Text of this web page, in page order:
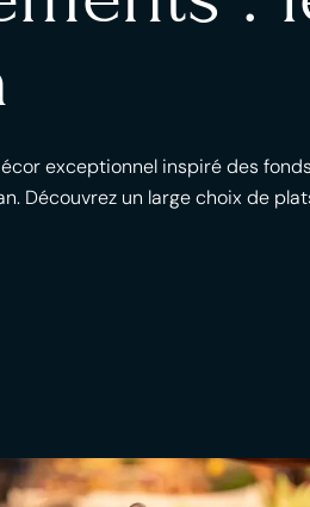
exceptionnel inspiré des
Découvrez un large choix de